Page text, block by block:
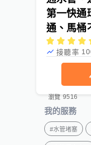
第一快通
通、馬桶
接聽率
#水
週一至週五
08:00 ~
服務地點新北
瀏覽 9516
我的服務
#水管堵塞